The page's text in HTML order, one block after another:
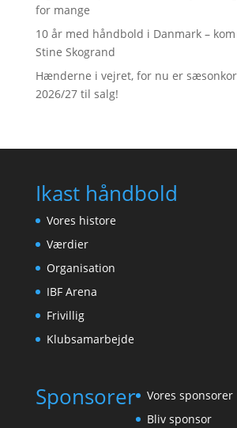
for mange
10 år med håndbold i Danmark –
Stine Skogrand
Hænderne i vejret, for nu er
2026/27 til salg!
Ikast håndbold
Vores histore
Værdier
Organisation
IBF Arena
Frivillig
Klubsamarbejde
Sponsorer
Vores sponsorer
Bliv sponsor